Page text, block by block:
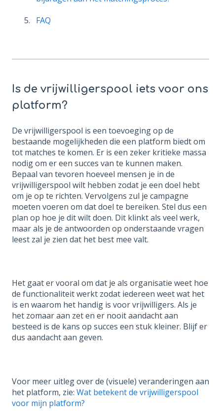
FAQ
Is de vrijwilligerspool iets voor ons
platform?
De vrijwilligerspool is een toevoeging op de
bestaande mogelijkheden die een platform biedt om
tot matches te komen. Er is een zeker kritieke massa
nodig om er een succes van te kunnen maken.
Bepaal van tevoren hoeveel mensen je in de
vrijwilligerspool wilt hebben zodat je een doel hebt
om je op te richten. Vervolgens zul je campagne
moeten voeren om dat doel te bereiken. Stel dus een
plan op hoe je dit wilt doen. Dit klinkt als veel werk,
maar als je de antwoorden op onderstaande vragen
leest zal je zien dat het best mee valt.
Het gaat er vooral om dat je als organisatie weet hoe
de functionaliteit werkt zodat iedereen weet wat het
is en waarom het handig is voor vrijwilligers. Als je
het zomaar aan zet en er nooit aandacht aan
besteed is de kans op succes een stuk kleiner. Blijf er
dus aandacht aan geven.
Voor meer uitleg over de (visuele) veranderingen aan
het platform, zie: Wat betekent de vrijwilligerspool
voor mijn platform?